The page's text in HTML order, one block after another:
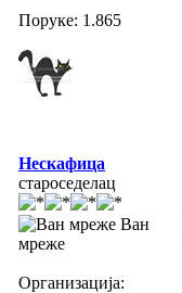
Поруке: 1.865
Нескафица
староседелац
Ван
мреже
Организација: